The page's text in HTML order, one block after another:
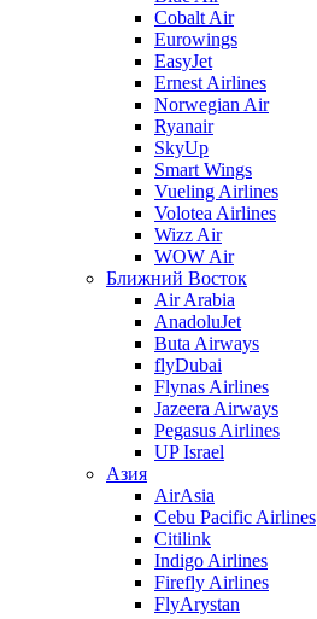
Cobalt Air
Eurowings
EasyJet
Ernest Airlines
Norwegian Air
Ryanair
SkyUp
Smart Wings
Vueling Airlines
Volotea Airlines
Wizz Air
WOW Air
Ближний Восток
Air Arabia
AnadoluJet
Buta Airways
flyDubai
Flynas Airlines
Jazeera Airways
Pegasus Airlines
UP Israel
Азия
AirAsia
Cebu Pacific Airlines
Citilink
Indigo Airlines
Firefly Airlines
FlyArystan